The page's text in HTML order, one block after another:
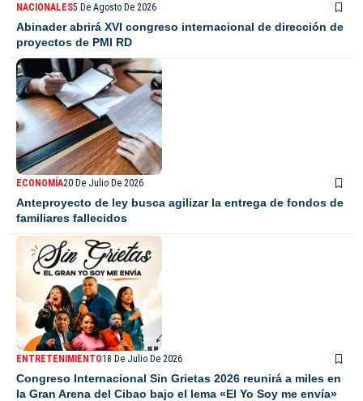
NACIONALES5 De Agosto De 2026
Abinader abrirá XVI congreso internacional de dirección de
proyectos de PMI RD
ECONOMÍA20 De Julio De 2026
Anteproyecto de ley busca agilizar la entrega de fondos de
familiares fallecidos
ENTRETENIMIENTO18 De Julio De 2026
Congreso Internacional Sin Grietas 2026 reunirá a miles en
la Gran Arena del Cibao bajo el lema «El Yo Soy me envía»